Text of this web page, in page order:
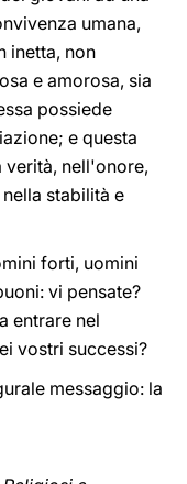
umana,
inetta, non
e amorosa, sia
possiede
e questa
verità, nell'onore,
stabilità e
forti, uomini
vi pensate?
entrare nel
vostri successi?
messaggio: la